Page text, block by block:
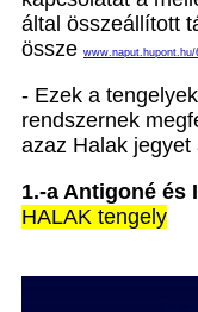
által összeállított
össze www.naput.hupont.hu/
- Ezek a
rendszernek
azaz Halak
1.-a
HALAK tengely